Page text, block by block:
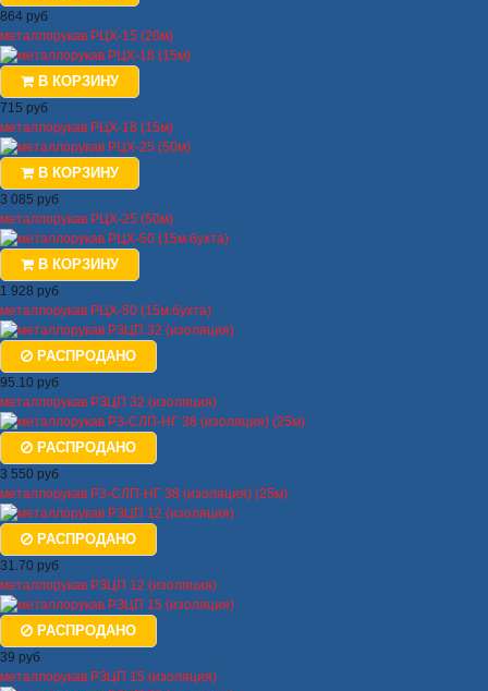
864 руб
металлорукав РЦХ-15 (20м)
В КОРЗИНУ
715 руб
металлорукав РЦХ-18 (15м)
В КОРЗИНУ
3 085 руб
металлорукав РЦХ-25 (50м)
В КОРЗИНУ
1 928 руб
металлорукав РЦХ-50 (15м.бухта)
РАСПРОДАНО
95.10 руб
металлорукав РЗЦП 32 (изоляция)
РАСПРОДАНО
3 550 руб
металлорукав Р3-СЛП-НГ 38 (изоляция) (25м)
РАСПРОДАНО
31.70 руб
металлорукав РЗЦП 12 (изоляция)
РАСПРОДАНО
39 руб
металлорукав РЗЦП 15 (изоляция)